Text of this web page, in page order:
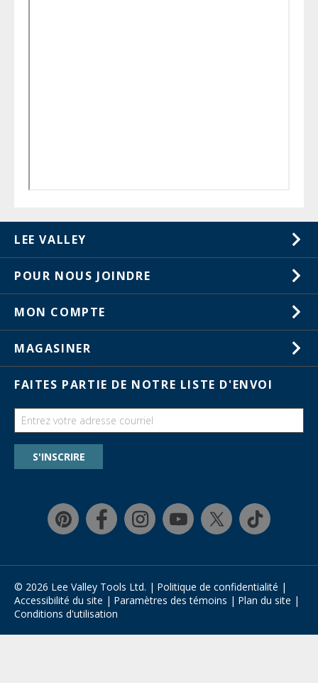
LEE VALLEY
POUR NOUS JOINDRE
Magasins
Activités en magasin
Salons commerciaux
MON COMPTE
MAGASINER
Guides
Programme de rabais pour la formation
Magasinage rapide
FAITES PARTIE DE NOTRE LISTE D'ENVOI
S'INSCRIRE
© 2026 Lee Valley Tools Ltd. | Politique de confidentialité |
Accessibilité du site | Paramètres des témoins | Plan du site |
Conditions d'utilisation